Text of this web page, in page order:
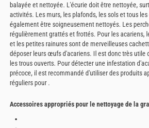
balayée et nettoyée. L'écurie doit être nettoyée,
activités. Les murs, les plafonds, les sols et tous
également être soigneusement nettoyés. Les
régulièrement grattés et frottés. Pour les acariens,
et les petites rainures sont de merveilleuses
déposer leurs œufs d'acariens. Il est donc très utile
les trous ouverts. Pour détecter une infestation
précoce, il est recommandé d'utiliser des produits
réguliers pour .
Accessoires appropriés pour le nettoyage de la